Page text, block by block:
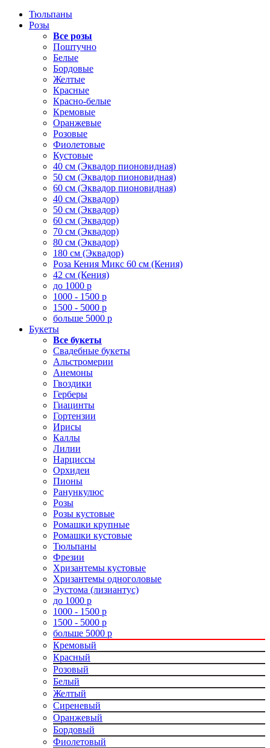
Тюльпаны
Розы
Все розы
Поштучно
Белые
Бордовые
Желтые
Красные
Красно-белые
Кремовые
Оранжевые
Розовые
Фиолетовые
Кустовые
40 см (Эквадор пионовидная)
50 см (Эквадор пионовидная)
60 см (Эквадор пионовидная)
40 см (Эквадор)
50 см (Эквадор)
60 см (Эквадор)
70 см (Эквадор)
80 см (Эквадор)
180 см (Эквадор)
Роза Кения Микс 60 см (Кения)
42 см (Кения)
до 1000 р
1000 - 1500 р
1500 - 5000 р
больше 5000 р
Букеты
Все букеты
Свадебные букеты
Альстромерии
Анемоны
Гвоздики
Герберы
Гиацинты
Гортензии
Ирисы
Каллы
Лилии
Нарциссы
Орхидеи
Пионы
Ранункулюс
Розы
Розы кустовые
Ромашки крупные
Ромашки кустовые
Тюльпаны
Фрезии
Хризантемы кустовые
Хризантемы одноголовые
Эустома (лизиантус)
до 1000 р
1000 - 1500 р
1500 - 5000 р
больше 5000 р
Кремовый
Красный
Розовый
Белый
Желтый
Сиреневый
Оранжевый
Бордовый
Фиолетовый